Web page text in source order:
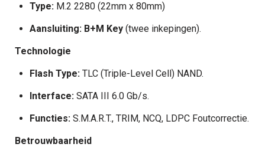
Type: M.2 2280 (22mm x 80mm)
Aansluiting: B+M Key (twee inkepingen).
Technologie
Flash Type: TLC (Triple-Level Cell) NAND.
Interface: SATA III 6.0 Gb/s.
Functies: S.M.A.R.T., TRIM, NCQ, LDPC Foutcorrectie.
Betrouwbaarheid